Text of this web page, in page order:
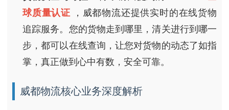
球质量认证
，威都物流还提供实时的在线货物
追踪服务。您的货物走到哪里，清关进行到哪一
步，都可以在线查询，让您对货物的动态了如指
掌，真正做到心中有数，安全可靠。
威都物流核心业务深度解析